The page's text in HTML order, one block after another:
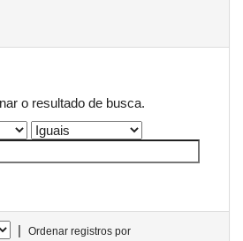
o resultado de busca.
|
Ordenar registros por